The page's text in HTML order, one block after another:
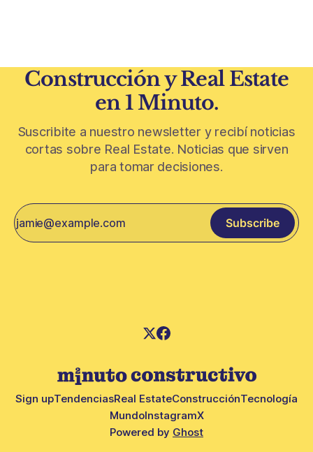
Construcción y Real Estate
en 1 Minuto.
Suscribite a nuestro newsletter y recibí noticias
cortas sobre Real Estate. Noticias que sirven
para tomar decisiones.
Subscribe
Sign upTendenciasReal EstateConstrucciónTecnología
MundoInstagramX
Powered by Ghost